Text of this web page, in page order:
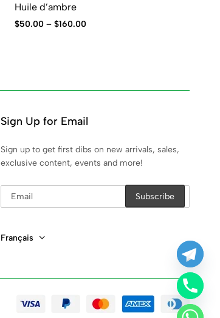
Huile d’ambre
$50.00– $160.00
Sign Up for Email
Sign up to get first dibs on new arrivals, sales,
exclusive content, events and more!
Français